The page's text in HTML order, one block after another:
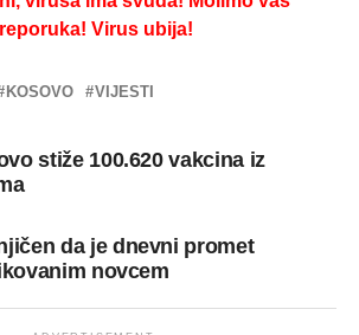
Virus ubija!
KOSOVO VIJESTI
stiže 100.620 vakcina iz
da je dnevni promet
novcem